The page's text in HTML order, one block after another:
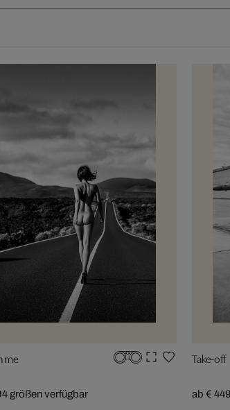
me
4 größen verfügbar
Take-off
ab € 449